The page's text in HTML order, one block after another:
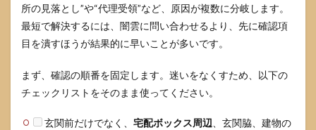
のコ
5.2
ては
いけ
ない
5.3
所の見落とし”や“代理受領”など、原因が複数に分岐します。
最短で解決するには、闇雲に問い合わせるより、先に確認項
目を潰すほうが結果的に早いことが多いです。
まず、確認の順番を固定します。迷いをなくすため、以下の
チェックリストをそのまま使ってください。
玄関前だけでなく、 宅配ボックス周辺 、玄関脇、建物の